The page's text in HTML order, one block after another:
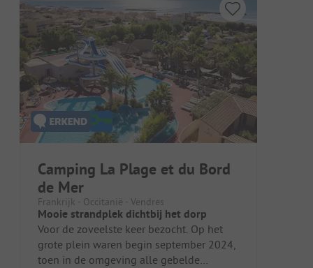
Camping La Plage et du Bord
de Mer
Frankrijk - Occitanië - Vendres
Mooie strandplek dichtbij het dorp
Voor de zoveelste keer bezocht. Op het
grote plein waren begin september 2024,
toen in de omgeving alle gebelde